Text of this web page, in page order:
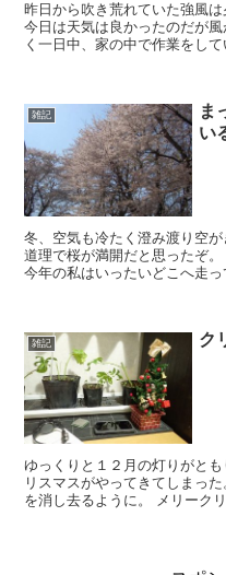
昨日から吹き荒れていた強風
今日は天気は良かったのだが
く一日中、家の中で作業をし
雑記
ま
い
冬、空気も冷たく澄み渡り空
道理で桜が満開だと思ったぞ
今年の私はいったいどこへ走ってゆくのか。 あ
雑記 ク
ゆっくりと１２月の灯りがと
リスマスがやってきてしまっ
を消し去るように。 メリークリスマス。かるがもです。 まったくイ